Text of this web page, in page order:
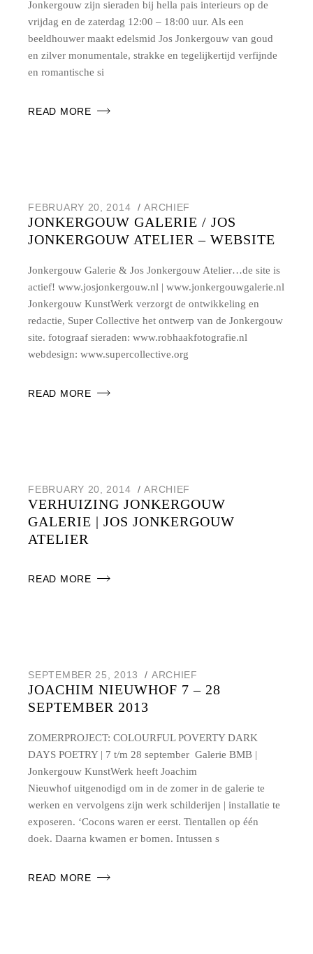
Jonkergouw zijn sieraden bij hella pais interieurs op de
vrijdag en de zaterdag 12:00 – 18:00 uur. Als een
beeldhouwer maakt edelsmid Jos Jonkergouw van goud
en zilver monumentale, strakke en tegelijkertijd verfijnde
en romantische si
READ MORE
FEBRUARY 20, 2014 ARCHIEF
JONKERGOUW GALERIE / JOS
JONKERGOUW ATELIER – WEBSITE
Jonkergouw Galerie & Jos Jonkergouw Atelier…de site is
actief! www.josjonkergouw.nl | www.jonkergouwgalerie.nl
Jonkergouw KunstWerk verzorgt de ontwikkeling en
redactie, Super Collective het ontwerp van de Jonkergouw
site. fotograaf sieraden: www.robhaakfotografie.nl
webdesign: www.supercollective.org
READ MORE
FEBRUARY 20, 2014 ARCHIEF
VERHUIZING JONKERGOUW
GALERIE | JOS JONKERGOUW
ATELIER
READ MORE
SEPTEMBER 25, 2013 ARCHIEF
JOACHIM NIEUWHOF 7 – 28
SEPTEMBER 2013
ZOMERPROJECT: COLOURFUL POVERTY DARK
DAYS POETRY | 7 t/m 28 september Galerie BMB |
Jonkergouw KunstWerk heeft Joachim
Nieuwhof uitgenodigd om in de zomer in de galerie te
werken en vervolgens zijn werk schilderijen | installatie te
exposeren. ‘Cocons waren er eerst. Tientallen op één
doek. Daarna kwamen er bomen. Intussen s
READ MORE